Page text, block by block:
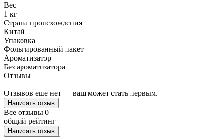
Вес
1 кг
Страна происхождения
Китай
Упаковка
Фольгированный пакет
Ароматизатор
Без ароматизатора
Отзывы
Отзывов ещё нет — ваш может стать первым.
Написать отзыв
Все отзывы 0
общий рейтинг
Написать отзыв